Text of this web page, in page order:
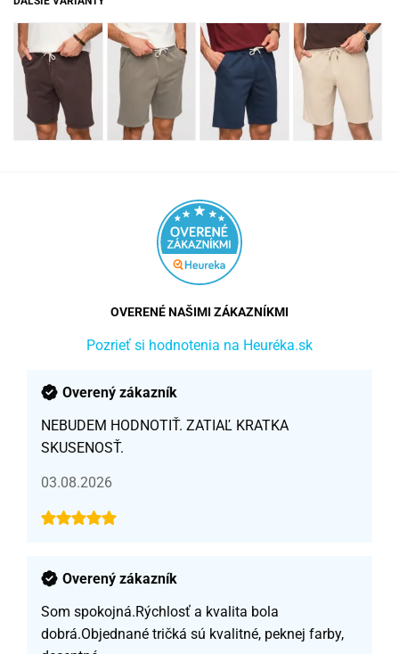
OVERENÉ NAŠIMI ZÁKAZNÍKMI
Pozrieť si hodnotenia na Heuréka.sk
Overený zákazník
NEBUDEM HODNOTIŤ. ZATIAĽ KRATKA
SKUSENOSŤ.
03.08.2026
Overený zákazník
Som spokojná.Rýchlosť a kvalita bola
dobrá.Objednané tričká sú kvalitné, peknej farby,